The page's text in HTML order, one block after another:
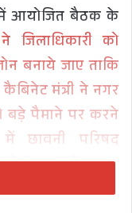
में आयोजित बैठक के
जिलाधिकारी को
बनाये जाए ताकि
मंत्री ने नगर
बड़े पैमाने पर करने
छावनी परिषद
प्रेमनगर,
प्लांट लगाने के